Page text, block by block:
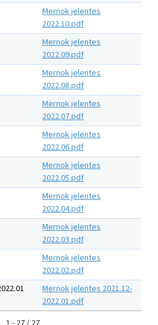
Mernok jelentes
2022.10.pdf
Mernok jelentes
2022.09.pdf
Mernok jelentes
2022.08.pdf
Mernok jelentes
2022.07.pdf
Mernok jelentes
2022.06.pdf
Mernok jelentes
2022.05.pdf
Mernok jelentes
2022.04.pdf
Mernok jelentes
2022.03.pdf
Mernok jelentes
2022.02.pdf
Mernok jelentes 2021.12-
2022.01.pdf